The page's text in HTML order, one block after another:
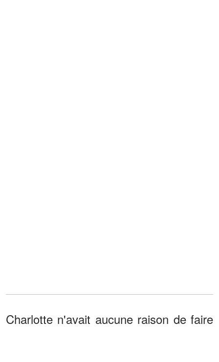
Charlotte n'avait aucune raison de faire